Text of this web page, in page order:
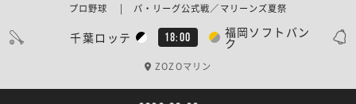
千葉ロッテ 18:00 福岡ソフトバン
ク
プロ野球 | パ・リーグ公式戦／マリーンズ夏祭
ZOZOマリン